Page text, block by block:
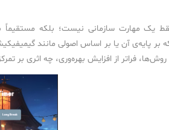
یک مهارت سازمانی نیست؛ بلکه مستقیماً
بر پایه‌ی آن یا بر اساس اصولی مانند
فراتر از افزایش بهره‌وری، چه اثری بر